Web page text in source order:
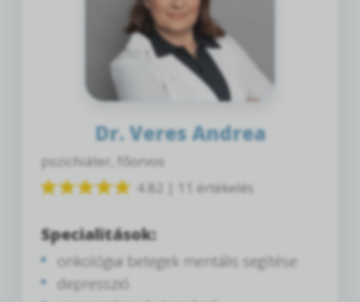
Dr. Veres Andrea
pszichiáter, főorvos
4.82 | 11 értékelés
Specialitások:
onkológiai betegek mentális segítése
depresszió